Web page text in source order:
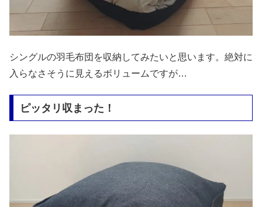
シングルの羽毛布団を収納してみたいと思います。絶対に
入らなさそうに見えるボリュームですが…
ピッタリ収まった！